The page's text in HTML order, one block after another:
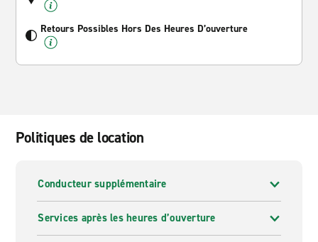
Retours Possibles Hors Des Heures D’ouverture
Politiques de location
Conducteur supplémentaire
Services après les heures d’ouverture